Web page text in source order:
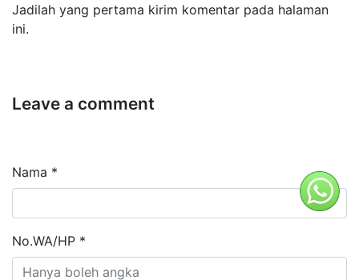
Jadilah yang pertama kirim komentar pada halaman
ini.
Leave a comment
Nama *
No.WA/HP *